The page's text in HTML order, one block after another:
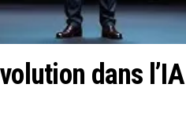
dans l’IA